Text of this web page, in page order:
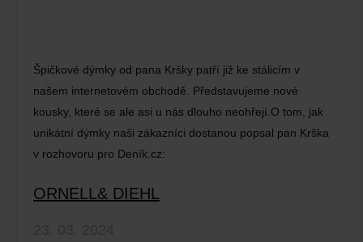
Špičkové dýmky od pana Kršky patří již ke stálicím v
našem internetovém obchodě. Představujeme nové
kousky, které se ale asi u nás dlouho neohřejí.O tom, jak
unikátní dýmky naši zákazníci dostanou popsal pan Krška
v rozhovoru pro Deník.cz:
ORNELL& DIEHL